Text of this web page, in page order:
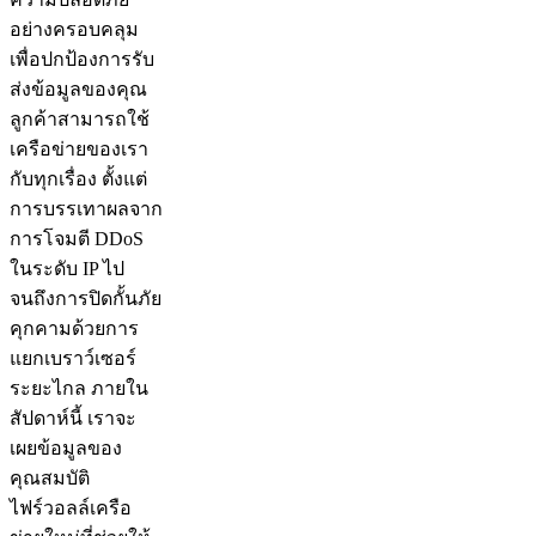
อย่างครอบคลุม
เพื่อปกป้องการรับ
ส่งข้อมูลของคุณ
ลูกค้าสามารถใช้
เครือข่ายของเรา
กับทุกเรื่อง ตั้งแต่
การบรรเทาผลจาก
การโจมตี DDoS
ในระดับ IP ไป
จนถึงการปิดกั้นภัย
คุกคามด้วยการ
แยกเบราว์เซอร์
ระยะไกล ภายใน
สัปดาห์นี้ เราจะ
เผยข้อมูลของ
คุณสมบัติ
ไฟร์วอลล์เครือ